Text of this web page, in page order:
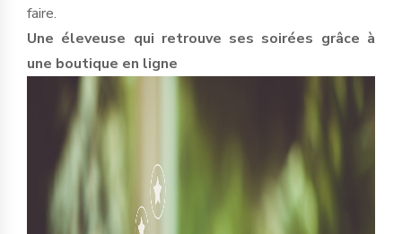
faire.
Une éleveuse qui retrouve ses soirées grâce à
une boutique en ligne